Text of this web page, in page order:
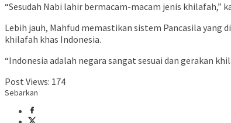
“Sesudah Nabi lahir bermacam-macam jenis khilafah,”
Lebih jauh, Mahfud memastikan sistem Pancasila yang
khilafah khas Indonesia.
“Indonesia adalah negara sangat sesuai dan gerakan
Post Views: 174
Sebarkan